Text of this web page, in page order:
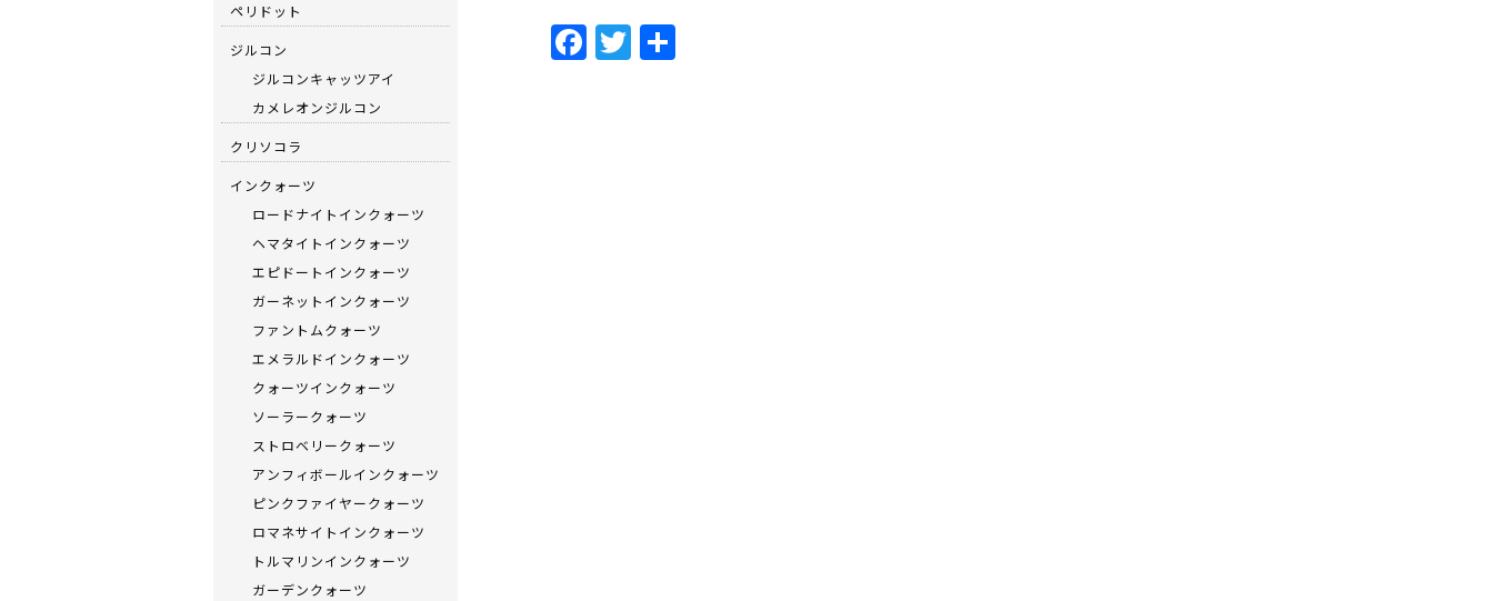
F
ac
T
w
ペリドット
ジルコン
ジルコンキャッツアイ
カメレオンジルコン
クリソコラ
インクォーツ
ロードナイトインクォーツ
ヘマタイトインクォーツ
エピドートインクォーツ
ガーネットインクォーツ
ファントムクォーツ
エメラルドインクォーツ
クォーツインクォーツ
ソーラークォーツ
ストロベリークォーツ
アンフィボールインクォーツ
ピンクファイヤークォーツ
ロマネサイトインクォーツ
トルマリンインクォーツ
ガーデンクォーツ